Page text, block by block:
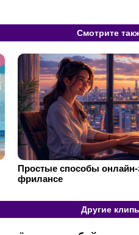
Смотрите
Простые способы онлайн-
фрилансе
Другие